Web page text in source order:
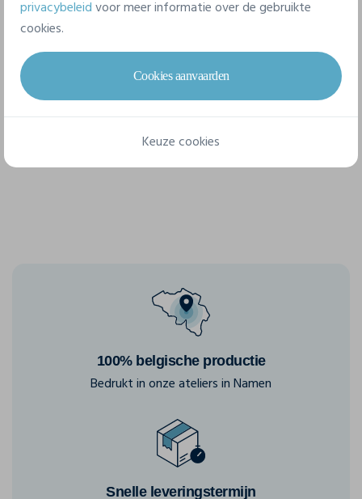
11 beschikbare maten
100% belgische productie
Bedrukt in onze ateliers in Namen
Snelle leveringstermijn
privacybeleidvoor meer informatie over de gebruikte
cookies.
Cookies aanvaarden
Keuze cookies